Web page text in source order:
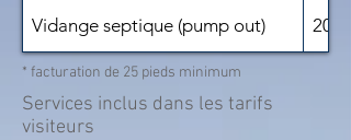
Vidange septique (pump out) 20 $
* facturation de 25 pieds minimum
Services inclus dans les tarifs
visiteurs